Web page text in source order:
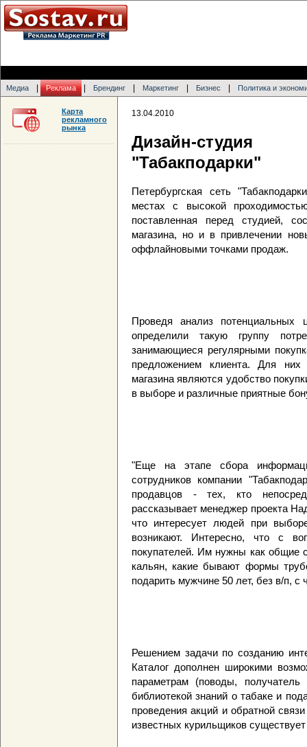
Медиа Реклама Брендинг Маркетинг Бизнес Политика и
13.04.2010
Дизайн-студия
"Табакподарки"
Петербургская сеть
местах с высокой
поставленная перед студией,
магазина, но и в привлечении
оффлайновыми точками продаж.
Проведя анализ потенциальных
определили такую группу
занимающиеся регулярными
предложением клиента. Для
магазина являются удобство
в выборе и различные приятные
"Еще на этапе сбора
сотрудников компании
продавцов - тех, кто
рассказывает менеджер проекта
что интересует людей при
возникают. Интересно, что с
покупателей. Им нужны как общие
кальян, какие бывают формы
подарить мужчине 50 лет, без в/п,
Решением задачи по созданию
Каталог дополнен широкими
параметрам (поводы,
библиотекой знаний о табаке и
проведения акций и обратной
известных курильщиков
Карта
рекламного
рынка